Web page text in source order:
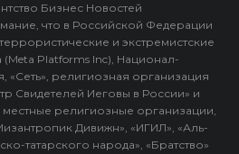
Бизнес Новостей
что в Российской Федерации
и экстремистские
(Meta Platforms Inc), Национал-
«Сеть», религиозная организация
Свидетелей Иеговы в России» и
местные религиозные организации,
Дивижн», «ИГИЛ», «Аль-
татарского народа», «Братство»